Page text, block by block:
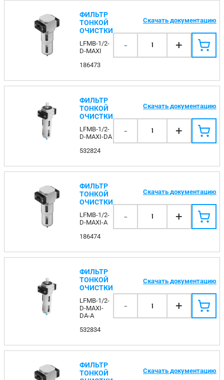
ФИЛЬТР
ТОНКОЙ
ОЧИСТКИ
LFMB-1/2-
D-MAXI
186473
Скачать документацию
- 1 +
ФИЛЬТР
ТОНКОЙ
ОЧИСТКИ
LFMB-1/2-
D-MAXI-DA
532824
Скачать документацию
- 1 +
ФИЛЬТР
ТОНКОЙ
ОЧИСТКИ
LFMB-1/2-
D-MAXI-A
186474
Скачать документацию
- 1 +
ФИЛЬТР
ТОНКОЙ
ОЧИСТКИ
LFMB-1/2-
D-MAXI-
DA-A
532834
Скачать документацию
- 1 +
ФИЛЬТР
ТОНКОЙ
Скачать документацию